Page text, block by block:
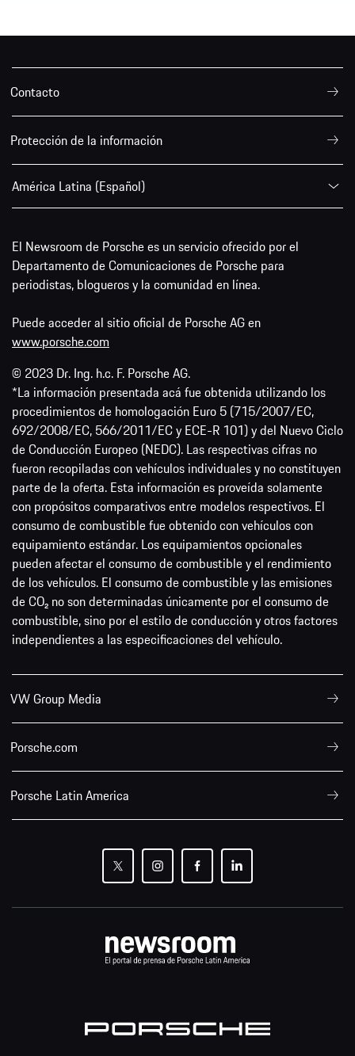
Contacto
Protección de la información
América Latina (Español)
El Newsroom de Porsche es un servicio ofrecido por el
Departamento de Comunicaciones de Porsche para
periodistas, blogueros y la comunidad en línea.
Puede acceder al sitio oficial de Porsche AG en
www.porsche.com
© 2023 Dr. Ing. h.c. F. Porsche AG.
*La información presentada acá fue obtenida utilizando los
procedimientos de homologación Euro 5 (715/2007/EC,
692/2008/EC, 566/2011/EC y ECE-R 101) y del Nuevo Ciclo
de Conducción Europeo (NEDC). Las respectivas cifras no
fueron recopiladas con vehículos individuales y no constituyen
parte de la oferta. Esta información es proveída solamente
con propósitos comparativos entre modelos respectivos. El
consumo de combustible fue obtenido con vehículos con
equipamiento estándar. Los equipamientos opcionales
pueden afectar el consumo de combustible y el rendimiento
de los vehículos. El consumo de combustible y las emisiones
de CO₂ no son determinadas únicamente por el consumo de
combustible, sino por el estilo de conducción y otros factores
independientes a las especificaciones del vehículo.
VW Group Media
Porsche.com
Porsche Latin America